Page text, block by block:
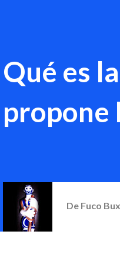
Qué es
propone
De Fuco